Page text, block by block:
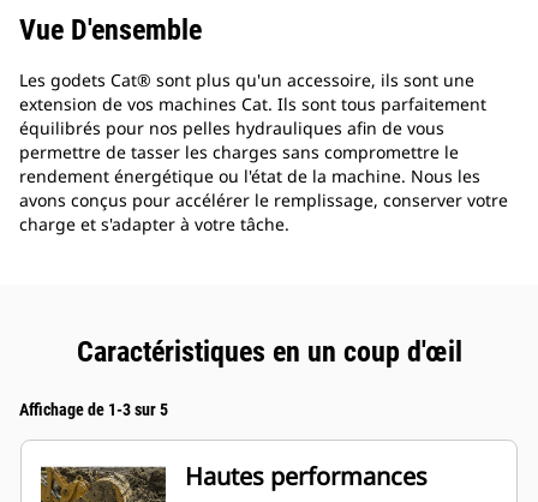
Vue D'ensemble
Les godets Cat® sont plus qu'un accessoire, ils sont une
extension de vos machines Cat. Ils sont tous parfaitement
équilibrés pour nos pelles hydrauliques afin de vous
permettre de tasser les charges sans compromettre le
rendement énergétique ou l'état de la machine. Nous les
avons conçus pour accélérer le remplissage, conserver votre
charge et s'adapter à votre tâche.
Caractéristiques en un coup d'œil
Affichage de 1-3 sur 5
Hautes performances